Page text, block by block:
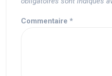
Commentaire *